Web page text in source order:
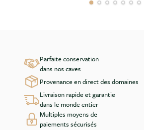
Parfaite conservation
dans nos caves
Provenance en direct des domaines
Livraison rapide et garantie
dans le monde entier
Multiples moyens de
paiements sécurisés